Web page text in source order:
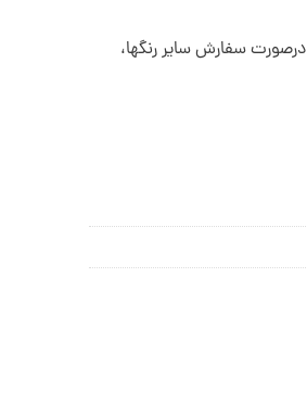
سفارش سایر رنگها،